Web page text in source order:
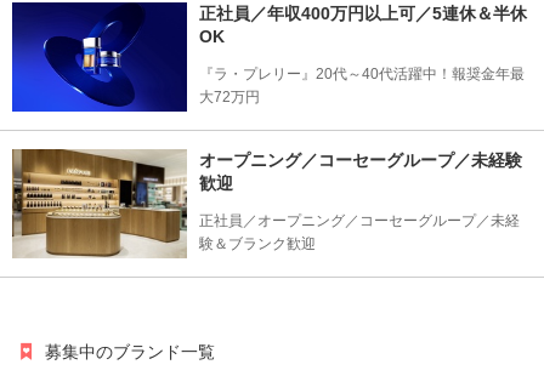
正社員／年収400万円以上可／5連休＆半休
OK
『ラ・プレリー』20代～40代活躍中！報奨金年最
大72万円
オープニング／コーセーグループ／未経験
歓迎
正社員／オープニング／コーセーグループ／未経
験＆ブランク歓迎
募集中のブランド一覧